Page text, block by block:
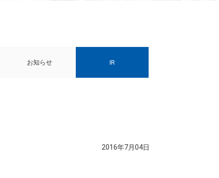
お知らせ IR
2016年7月04日